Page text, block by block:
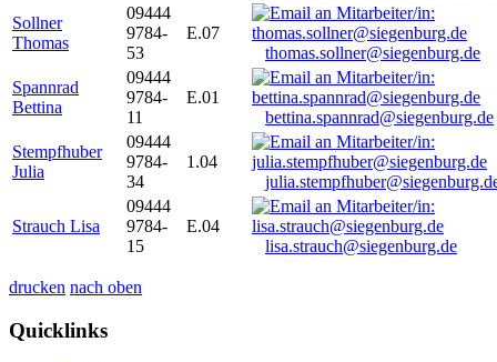
Sollner
Thomas
09444
9784-
53
E.07
thomas.sollner@siegenburg.de
Spannrad
Bettina
09444
9784-
11
E.01
bettina.spannrad@siegenburg.de
Stempfhuber
Julia
09444
9784-
34
1.04
Strauch Lisa
09444
9784-
15
E.04
lisa.strauch@siegenburg.de
drucken nach oben
Quicklinks